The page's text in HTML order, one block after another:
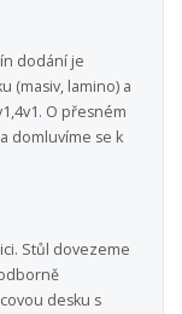
dodání je
(masiv, lamino) a
O přesném
domluvíme se k
Stůl dovezeme
desku s